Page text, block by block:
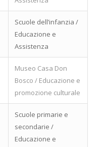
Scuole dell’infanzia /
Educazione e
Assistenza
Museo Casa Don
Bosco / Educazione e
promozione culturale
Scuole primarie e
secondarie /
Educazione e